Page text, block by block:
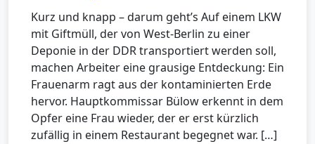
Kurz und knapp – darum geht’s Auf einem LKW
mit Giftmüll, der von West-Berlin zu einer
Deponie in der DDR transportiert werden soll,
machen Arbeiter eine grausige Entdeckung: Ein
Frauenarm ragt aus der kontaminierten Erde
hervor. Hauptkommissar Bülow erkennt in dem
Opfer eine Frau wieder, der er erst kürzlich
zufällig in einem Restaurant begegnet war. […]